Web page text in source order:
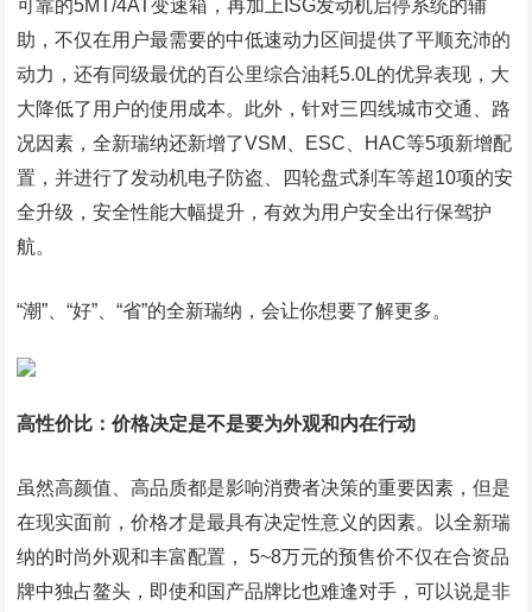
可靠的5MT/4AT变速箱，再加上ISG发动机启停系统的辅
助，不仅在用户最需要的中低速动力区间提供了平顺充沛的
动力，还有同级最优的百公里综合油耗5.0L的优异表现，大
大降低了用户的使用成本。此外，针对三四线城市交通、路
况因素，全新瑞纳还新增了VSM、ESC、HAC等5项新增配
置，并进行了发动机电子防盗、四轮盘式刹车等超10项的安
全升级，安全性能大幅提升，有效为用户安全出行保驾护
航。
“潮”、“好”、“省”的全新瑞纳，会让你想要了解更多。
高性价比：价格决定是不是要为外观和内在行动
虽然高颜值、高品质都是影响消费者决策的重要因素，但是
在现实面前，价格才是最具有决定性意义的因素。以全新瑞
纳的时尚外观和丰富配置， 5~8万元的预售价不仅在合资品
牌中独占鳌头，即使和国产品牌比也难逢对手，可以说是非